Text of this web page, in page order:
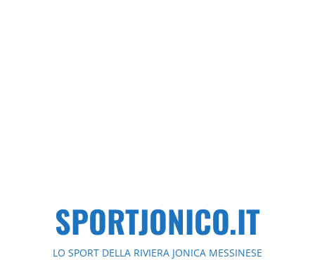
SPORTJONICO.IT
LO SPORT DELLA RIVIERA JONICA MESSINESE